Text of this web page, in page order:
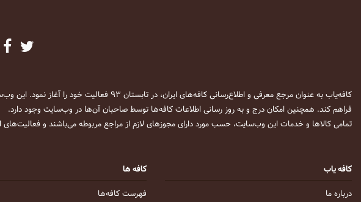
کافه‌یاب به عنوان مرجع معرفی و اطلاع‌رسانی کافه‌های ایران، در تابستان ۹۳ فعالیت خود را آغاز نمود. این وب‌سایت در نظر دارد تا با معرفی
فراهم کند. همچنین امکان درج و به روز رسانی اطلاعات کافه‌ها توسط صاحبان آن‌ها در وب‌سایت وجود دارد.
تمامی کالاها و خدمات این وب‌سایت، حسب مورد دارای مجوزهای لازم از مراجع مربوطه می‌باشند و
کافه یاب
درباره ما
کافه ها
فهرست کافه‌ها